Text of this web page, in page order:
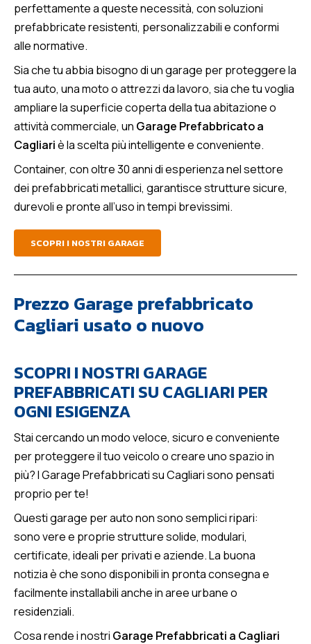
perfettamente a queste necessità, con soluzioni
prefabbricate resistenti, personalizzabili e conformi
alle normative.
Sia che tu abbia bisogno di un garage per proteggere la
tua auto, una moto o attrezzi da lavoro, sia che tu voglia
ampliare la superficie coperta della tua abitazione o
attività commerciale, un Garage Prefabbricato a
Cagliariè la scelta più intelligente e conveniente.
Container, con oltre 30 anni di esperienza nel settore
dei prefabbricati metallici, garantisce strutture sicure,
durevoli e pronte all’uso in tempi brevissimi.
SCOPRI I NOSTRI GARAGE
Prezzo Garage prefabbricato
Cagliari usato o nuovo
SCOPRI I NOSTRI GARAGE
PREFABBRICATI SU CAGLIARI PER
OGNI ESIGENZA
Stai cercando un modo veloce, sicuro e conveniente
per proteggere il tuo veicolo o creare uno spazio in
più? I Garage Prefabbricati su Cagliari sono pensati
proprio per te!
Questi garage per auto non sono semplici ripari:
sono vere e proprie strutture solide, modulari,
certificate, ideali per privati e aziende. La buona
notizia è che sono disponibili in pronta consegna e
facilmente installabili anche in aree urbane o
residenziali.
Cosa rende i nostri Garage Prefabbricati a Cagliari